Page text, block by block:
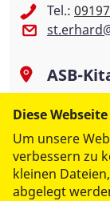
Tel.:
ASB-
91327
Diese
Um unsere
verbessern zu
kleinen
abgelegt